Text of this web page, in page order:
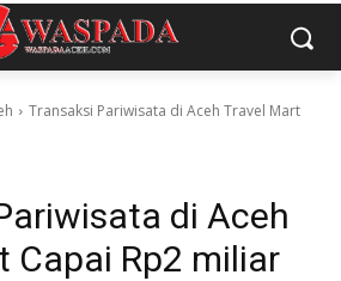
Transaksi Pariwisata di Aceh Travel Mart
di Aceh
Capai Rp2 miliar